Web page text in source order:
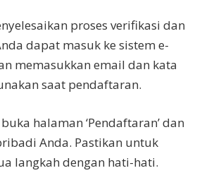
proses verifikasi dan
dapat masuk ke sistem e-
memasukkan email dan kata
saat pendaftaran.
halaman ‘Pendaftaran’ dan
Anda. Pastikan untuk
langkah dengan hati-hati.